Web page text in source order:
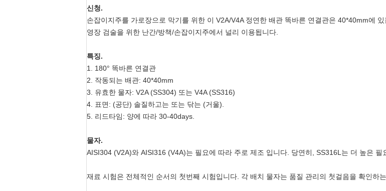
신청.
손잡이지주를 가로장으로 막기를 위한 이 V2A/V4A 정연한 배관 똑바른 연결관은 40*40mm에
영장 검술을 위한 난간/방책/손잡이지주에서 널리 이용됩니다.
특징.
1. 180° 똑바른 연결관
2. 작동되는 배관: 40*40mm
3. 유효한 물자: V2A (SS304) 또는 V4A (SS316)
4.
표면: (공단) 솔질하고는 또는 닦는 (거울).
5. 리드타임: 양에 따라 30-40days.
물자.
AISI304 (V2A)와 AISI316 (V4A)는 필요에 따라 주로 제조 입니다. 당연히, SS316L는 더 높은 필
재료 시험은 전체적인 순서의 첫번째 시험입니다. 각 배치 물자는 품질 관리의 첫걸음을 확인하